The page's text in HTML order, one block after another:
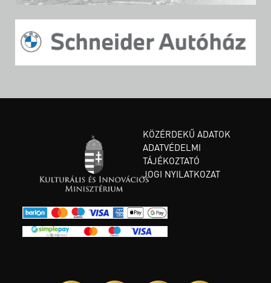
KÖZÉRDEKŰ ADATOK
ADATVÉDELMI
TÁJÉKOZTATÓ
JOGI NYILATKOZAT